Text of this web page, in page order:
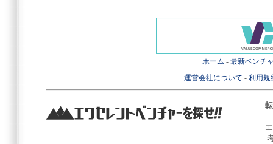
ホーム - 最新ベンチ
運営会社について - 利用規